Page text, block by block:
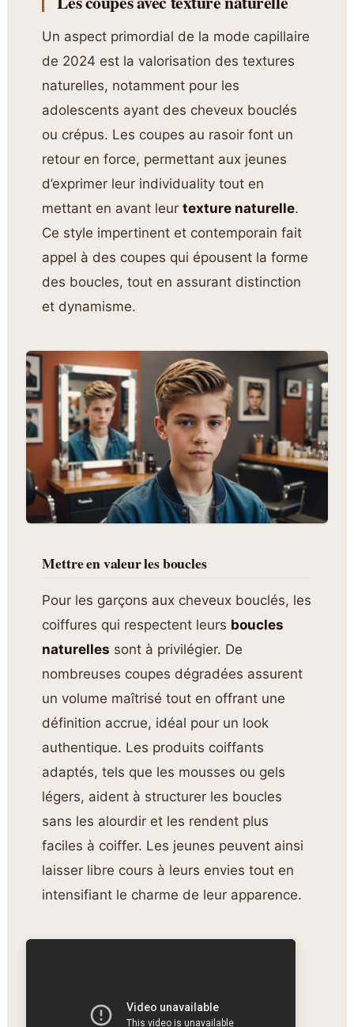
Un aspect primordial de la mode capillaire
de 2024 est la valorisation des textures
naturelles, notamment pour les
adolescents ayant des cheveux bouclés
ou crépus. Les coupes au rasoir font un
retour en force, permettant aux jeunes
d’exprimer leur individuality tout en
mettant en avant leurtexture naturelle.
Ce style impertinent et contemporain fait
appel à des coupes qui épousent la forme
des boucles, tout en assurant distinction
et dynamisme.
Mettre en valeur les boucles
Pour les garçons aux cheveux bouclés, les
coiffures qui respectent leurs boucles
naturelles sont à privilégier. De
nombreuses coupes dégradées assurent
un volume maîtrisé tout en offrant une
définition accrue, idéal pour un look
authentique. Les produits coiffants
adaptés, tels que les mousses ou gels
légers, aident à structurer les boucles
sans les alourdir et les rendent plus
faciles à coiffer. Les jeunes peuvent ainsi
laisser libre cours à leurs envies tout en
intensifiant le charme de leur apparence.